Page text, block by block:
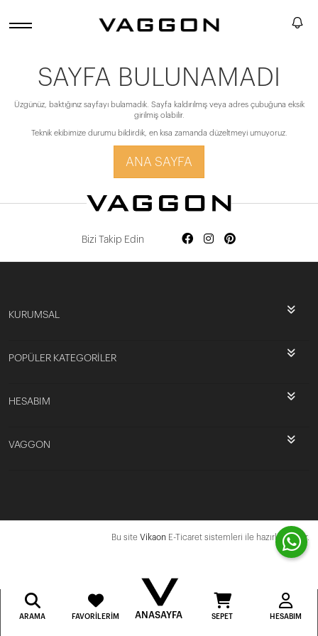
SAYFA BULUNAMADI
Üzgünüz, baktığınız sayfayı bulamadık. Sayfa kaldırılmış veya adres çubuğuna eksik
girilmiş olabilir.
Teknik ekibimize durumu bildirdik, en kısa zamanda düzeltmeyi umuyoruz.
ANA SAYFA
Bizi Takip Edin
KURUMSAL
POPÜLER KATEGORİLER
HESABIM
VAGGON
Bu site Vikaon E-Ticaret sistemleri ile hazırlanmıştır.
ARAMA FAVORILERIM ANASAYFA SEPET HESABIM